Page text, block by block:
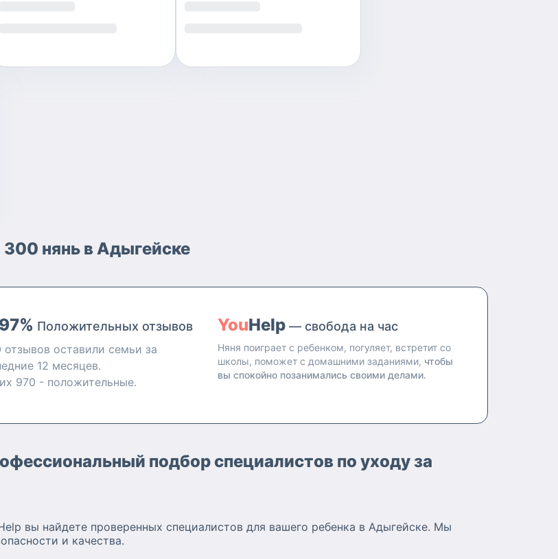
300 нянь в Адыгейске
97% Положительных отзывов
отзывов оставили семьи за
12 месяцев.
970 - положительные.
YouHelp — свобода на час
Няня поиграет с ребенком, погуляет, встретит со
школы, поможет с домашними заданиями, чтобы
вы спокойно позанимались своими делами.
подбор специалистов по уходу за
вы найдете проверенных специалистов для вашего ребенка в Адыгейске. Мы
и качества.